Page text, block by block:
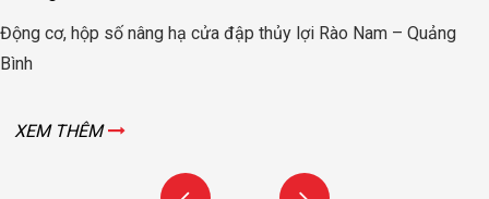
Động cơ, hộp số nâng hạ cửa đập thủy lợi Rào Nam – Quảng
Bình
XEM THÊM